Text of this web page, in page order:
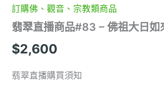
訂購佛、觀音、宗教類商品
翡翠直播商品#83 – 佛祖大日如
$2,600
翡翠直播購買須知
大
如
翡
吊